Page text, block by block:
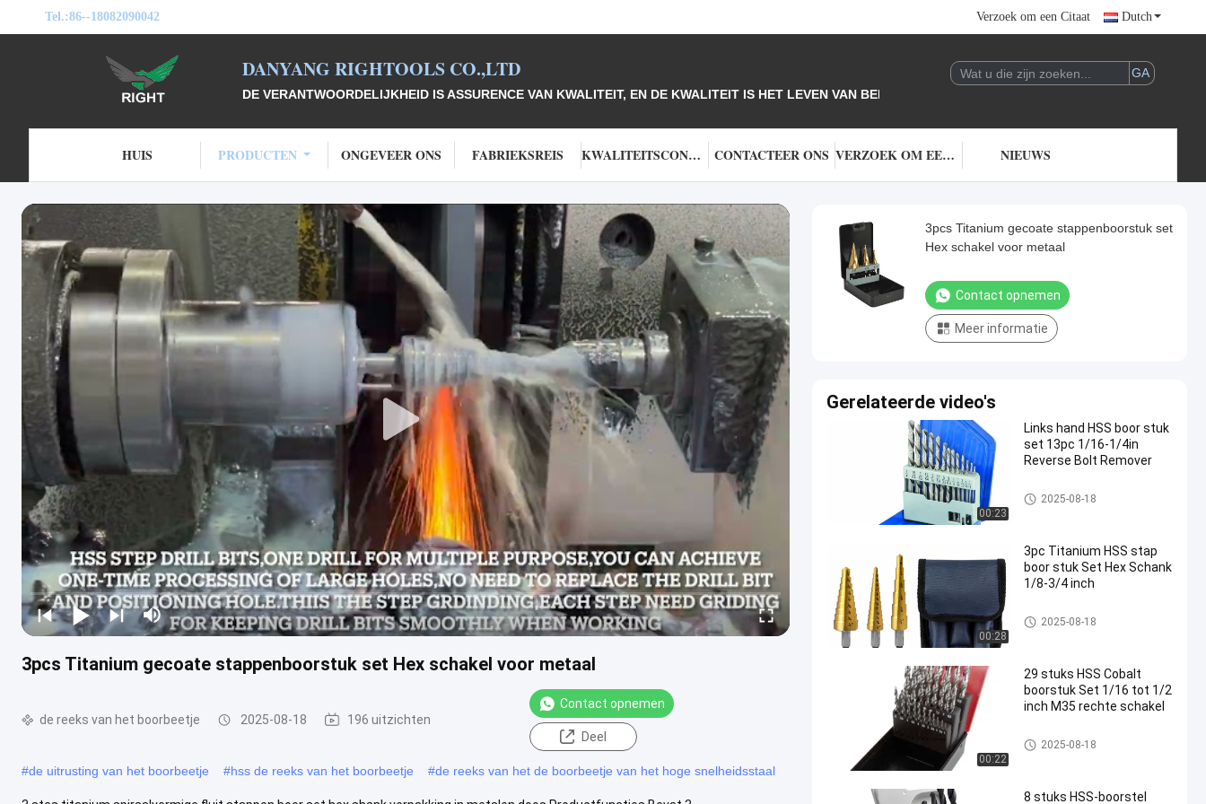
Tel.:86--18082090042 Verzoek om een Citaat Dutch
DANYANG RIGHTOOLS CO.,LTD
DE VERANTWOORDELIJKHEID IS ASSURENCE VAN KWALITEIT, EN DE KWALITEIT IS HET LEVEN VAN BEDRIJF.
HUIS PRODUCTEN ONGEVEER ONS FABRIEKSREIS KWALITEITSCONTROLE CONTACTEER ONS VERZOEK OM EEN CITAAT NIEUWS
3pcs Titanium gecoate stappenboorstuk set Hex schakel voor metaal
de reeks van het boorbeetje 2025-08-18 196 uitzichten
Contact opnemen
Deel
#de uitrusting van het boorbeetje #hss de reeks van het boorbeetje #de reeks van het de boorbeetje van het hoge snelheidsstaal
3pcs Titanium gecoate stappenboorstuk set
Hex schakel voor metaal
Contact opnemen
Meer informatie
Gerelateerde video's
00:23
Links hand HSS boor stuk
set 13pc 1/16-1/4in
Reverse Bolt Remover
de reeks van het boorbeetje
2025-08-18
00:28
3pc Titanium HSS stap
boor stuk Set Hex Schank
1/8-3/4 inch
de reeks van het boorbeetje
2025-08-18
00:22
29 stuks HSS Cobalt
boorstuk Set 1/16 tot 1/2
inch M35 rechte schakel
de reeks van het boorbeetje
2025-08-18
8 stuks HSS-boorstel